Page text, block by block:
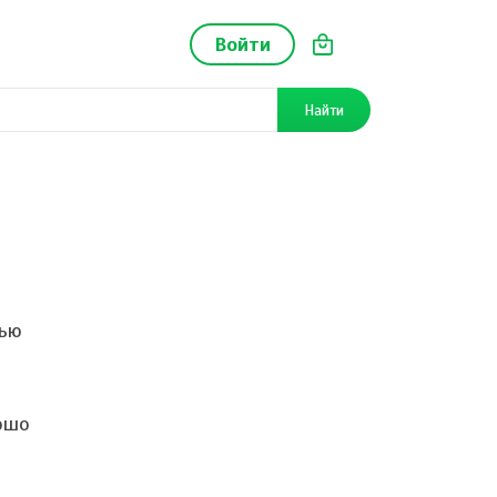
Войти
Найти